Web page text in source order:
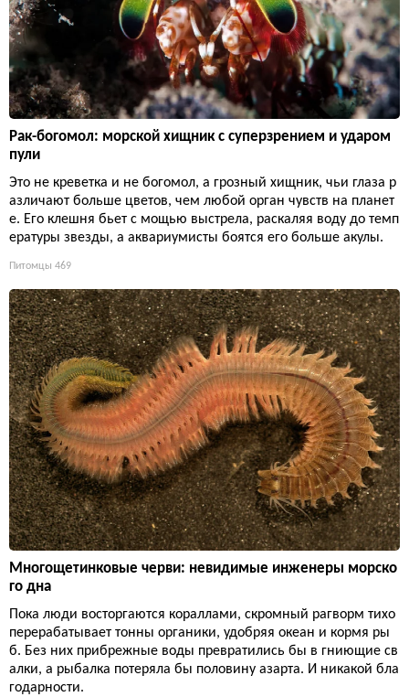
Рак-богомол: морской хищник с суперзрением и ударом
пули
Это не креветка и не богомол, а грозный хищник, чьи глаза р
азличают больше цветов, чем любой орган чувств на планет
е. Его клешня бьет с мощью выстрела, раскаляя воду до темп
ературы звезды, а аквариумисты боятся его больше акулы.
Питомцы 469
Многощетинковые черви: невидимые инженеры морско
го дна
Пока люди восторгаются кораллами, скромный рагворм тихо
перерабатывает тонны органики, удобряя океан и кормя ры
б. Без них прибрежные воды превратились бы в гниющие св
алки, а рыбалка потеряла бы половину азарта. И никакой бла
годарности.